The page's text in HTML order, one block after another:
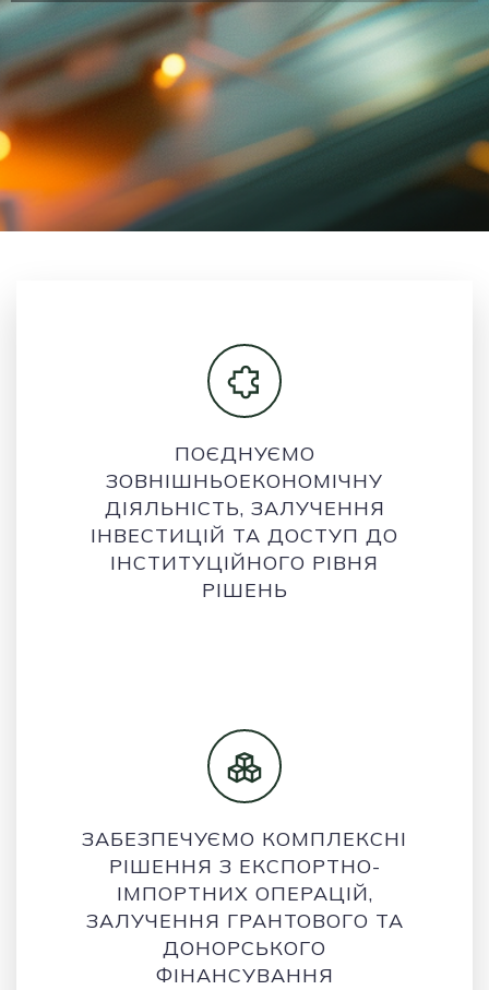
ПОЄДНУЄМО
ЗОВНІШНЬОЕКОНОМІЧНУ
ДІЯЛЬНІСТЬ, ЗАЛУЧЕННЯ
ІНВЕСТИЦІЙ ТА ДОСТУП ДО
ІНСТИТУЦІЙНОГО РІВНЯ
РІШЕНЬ
ЗАБЕЗПЕЧУЄМО КОМПЛЕКСНІ
РІШЕННЯ З ЕКСПОРТНО-
ІМПОРТНИХ ОПЕРАЦІЙ,
ЗАЛУЧЕННЯ ГРАНТОВОГО ТА
ДОНОРСЬКОГО
ФІНАНСУВАННЯ